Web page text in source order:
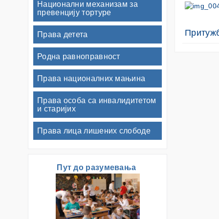
Национални механизам за
превенцију тортуре
Права детета
Родна равноправност
Права националних мањина
Права особа са инвалидитетом
и старијих
Права лица лишених слободе
Пут до разумевања